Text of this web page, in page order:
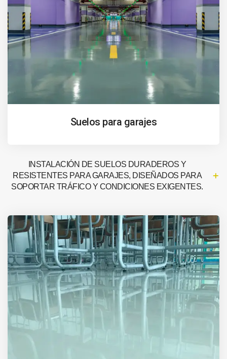
Suelos para garajes
INSTALACIÓN DE SUELOS DURADEROS Y
RESISTENTES PARA GARAJES, DISEÑADOS PARA
SOPORTAR TRÁFICO Y CONDICIONES EXIGENTES.